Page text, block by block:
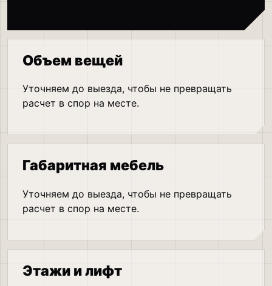
Объем вещей
Уточняем до выезда, чтобы не превращать
расчет в спор на месте.
Габаритная мебель
Уточняем до выезда, чтобы не превращать
расчет в спор на месте.
Этажи и лифт